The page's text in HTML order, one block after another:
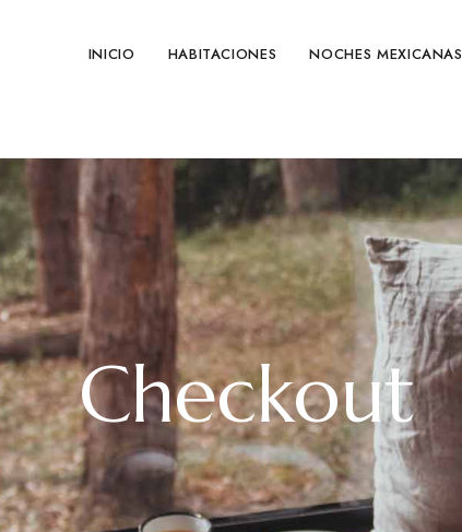
INICIO HABITACIONES NOCHES MEXICANAS
Checkout